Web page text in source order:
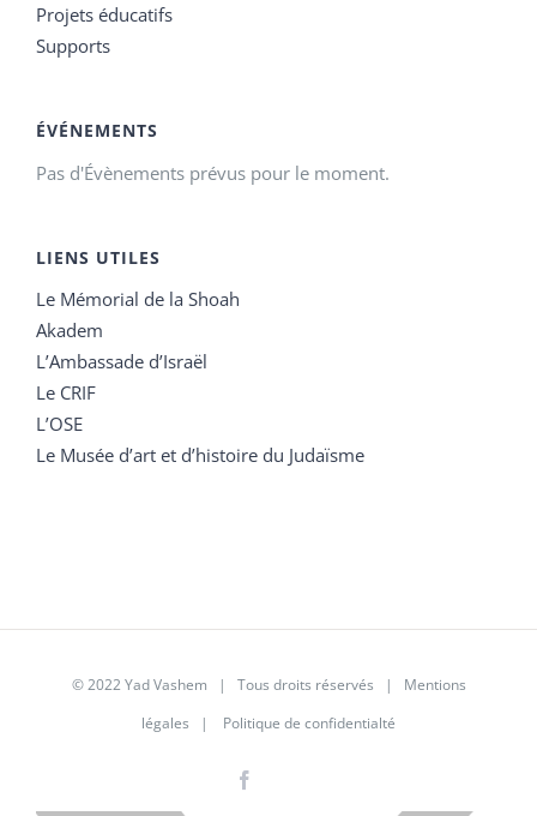
Projets éducatifs
Supports
ÉVÉNEMENTS
Pas d'Évènements prévus pour le moment.
LIENS UTILES
Le Mémorial de la Shoah
Akadem
L’Ambassade d’Israël
Le CRIF
L’OSE
Le Musée d’art et d’histoire du Judaïsme
© 2022 Yad Vashem | Tous droits réservés | Mentions
légales | Politique de confidentialté